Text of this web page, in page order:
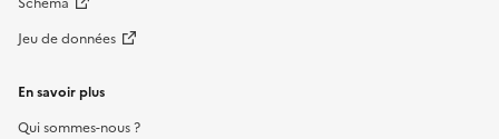
Jeu de données
En savoir plus
Qui sommes-nous ?